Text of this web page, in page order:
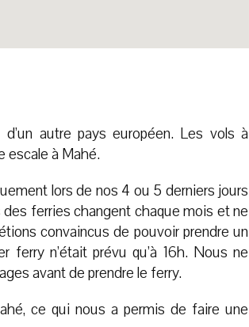
autre pays européen. Les vols à
escale à Mahé.
lors de nos 4 ou 5 derniers jours
ferries changent chaque mois et ne
convaincus de pouvoir prendre un
n’était prévu qu’à 16h. Nous ne
avant de prendre le ferry.
ce qui nous a permis de faire une